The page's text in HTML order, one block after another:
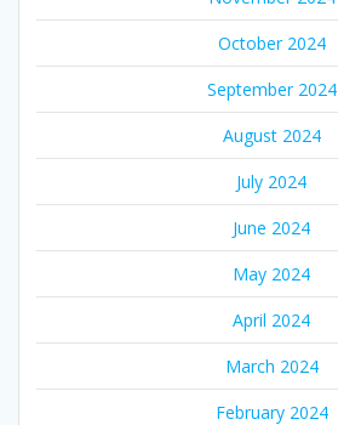
October 2024
September 2024
August 2024
July 2024
June 2024
May 2024
April 2024
March 2024
February 2024